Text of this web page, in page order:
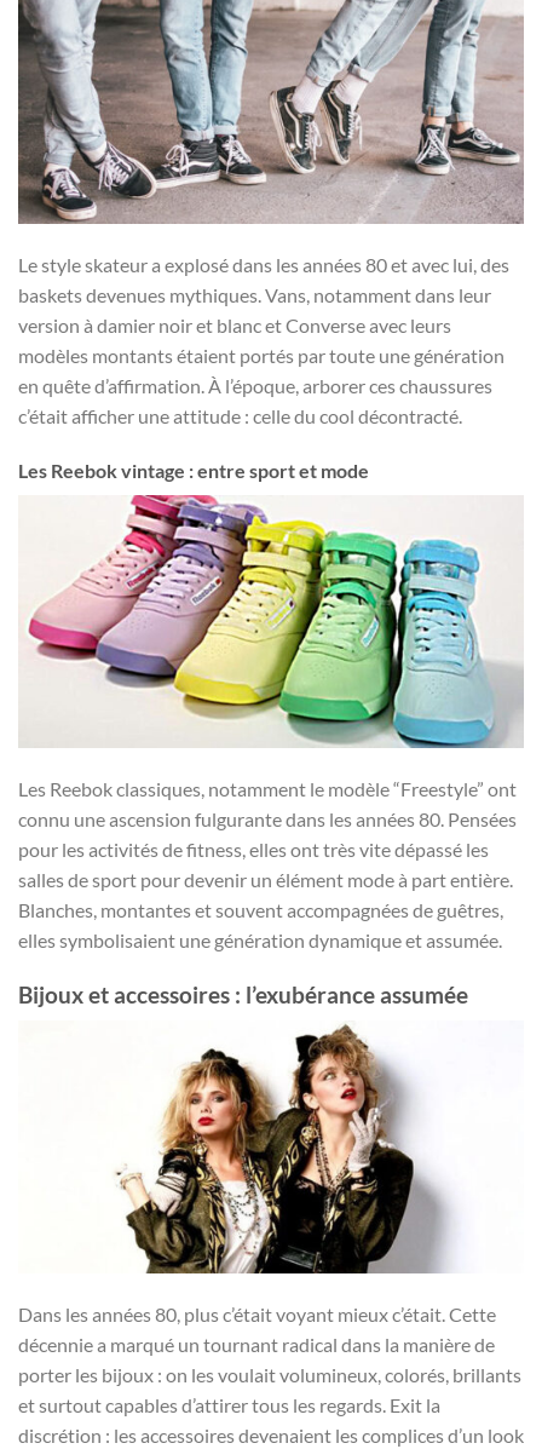
Le style skateur a explosé dans les années 80 et avec lui, des
baskets devenues mythiques. Vans, notamment dans leur
version à damier noir et blanc et Converse avec leurs
modèles montants étaient portés par toute une génération
en quête d’affirmation. À l’époque, arborer ces chaussures
c’était afficher une attitude : celle du cool décontracté.
Les Reebok vintage : entre sport et mode
Les Reebok classiques, notamment le modèle “Freestyle” ont
connu une ascension fulgurante dans les années 80. Pensées
pour les activités de fitness, elles ont très vite dépassé les
salles de sport pour devenir un élément mode à part entière.
Blanches, montantes et souvent accompagnées de guêtres,
elles symbolisaient une génération dynamique et assumée.
Bijoux et accessoires : l’exubérance assumée
Dans les années 80, plus c’était voyant mieux c’était. Cette
décennie a marqué un tournant radical dans la manière de
porter les bijoux : on les voulait volumineux, colorés, brillants
et surtout capables d’attirer tous les regards. Exit la
discrétion : les accessoires devenaient les complices d’un look